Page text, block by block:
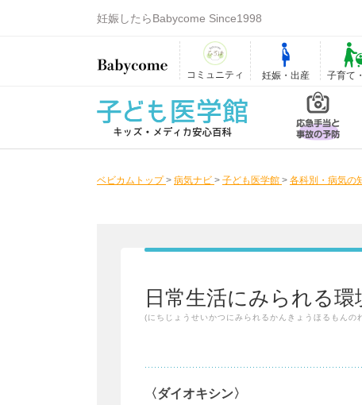
妊娠したらBabycome Since1998
コミュニティ 妊娠・出産 子育て
ベビカムトップ > 病気ナビ > 子ども医学館 > 各科別・病気の
日常生活にみられる環
(にちじょうせいかつにみられるかんきょうほるもんの
〈ダイオキシン〉